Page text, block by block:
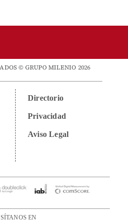
© GRUPO MILENIO 2026
Directorio
Privacidad
Aviso Legal
EN